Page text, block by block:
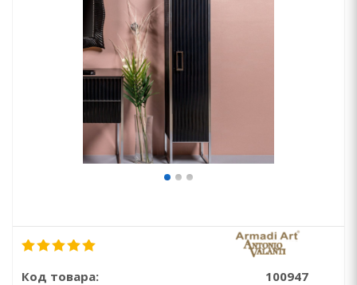
Код товара: 100947